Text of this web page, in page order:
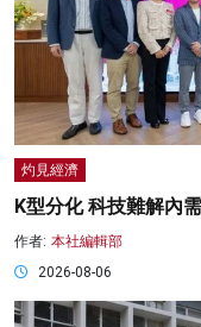
灼見經濟
K型分化 科技難解內
作者: 本社編輯部
2026-08-06